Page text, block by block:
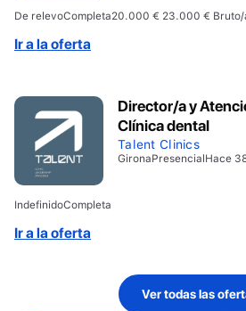
De relevoCompleta20.000 € 23.000 € Bruto/
Ir a la oferta
Director/a y
Clínica dental
Talent Clinics
GironaPresencialHace
IndefinidoCompleta
Ir a la oferta
Ver todas las